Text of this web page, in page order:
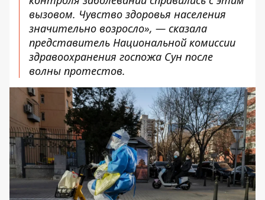
вызовом. Чувство здоровья населения
значительно возросло», — сказала
представитель Национальной комиссии
здравоохранения госпожа Сун после
волны протестов.